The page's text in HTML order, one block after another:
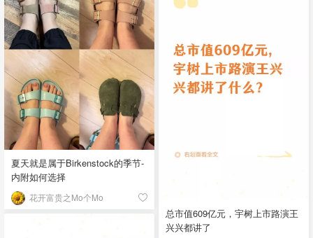
夏天就是属于Birkenstock的季节-
内附如何选择
花开富贵之Mo个Mo
总市值609亿元，宇树上市路演王
兴兴都讲了